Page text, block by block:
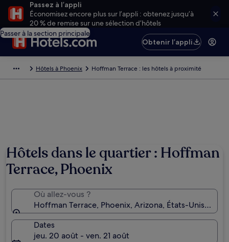
Passez à l’appli
Économisez encore plus sur l’appli : obtenez jusqu’à
20 % de remise sur une sélection d’hôtels
Passer à la section principale
Obtenir l’appli
Hôtels à Phoenix Hoffman Terrace : les hôtels à proximité
Hôtels dans le quartier : Hoffman
Terrace, Phoenix
Où allez-vous ?
Hoffman Terrace, Phoenix, Arizona, États-Unis
Dates
jeu. 20 août - ven. 21 août